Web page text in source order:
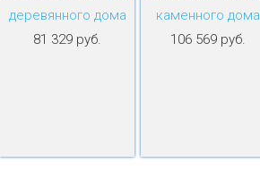
деревянного дома
81 329 руб.
каменного дома
106 569 руб.